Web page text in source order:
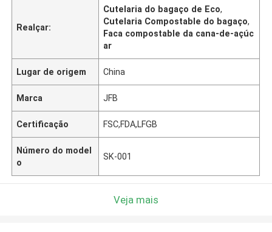
Realçar:
Cutelaria do bagaço de Eco,
Cutelaria Compostable do bagaço,
Faca compostable da cana-de-açúc
ar
Lugar de origem China
Marca JFB
Certificação FSC,FDA,LFGB
Número do model
o
SK-001
Veja mais